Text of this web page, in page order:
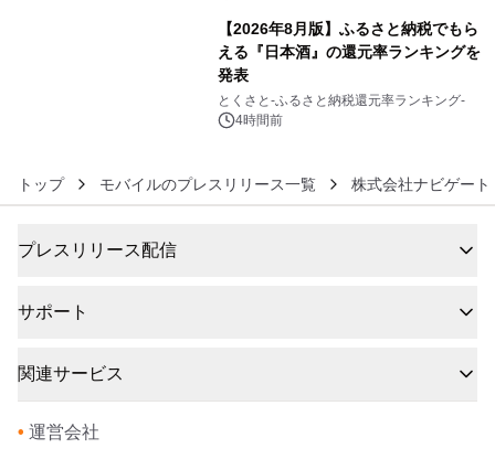
【2026年8月版】ふるさと納税でもら
える『日本酒』の還元率ランキングを
発表
とくさと-ふるさと納税還元率ランキング-
4時間前
トップ モバイルのプレスリリース一覧 株式会社ナビゲート
プレスリリース配信
サポート
関連サービス
• 運営会社